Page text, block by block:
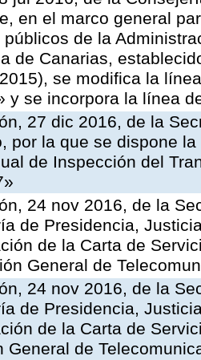
en el marco general
de la
de Canarias,
se modifica la
y se incorpora la línea
27 dic 2016, de la
por la que se dispone
de Inspección del
24 nov 2016, de la
de Presidencia,
de la Carta de
General de
24 nov 2016, de la
de Presidencia,
de la Carta de
General de